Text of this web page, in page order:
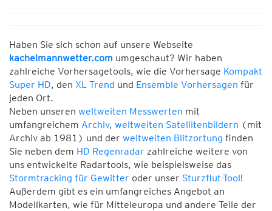
Haben Sie sich schon auf unsere Webseite
kachelmannwetter.com umgeschaut? Wir haben
zahlreiche Vorhersagetools, wie die Vorhersage Kompakt
Super HD, den XL Trend und Ensemble Vorhersagen für
jeden Ort.
Neben unseren weltweiten Messwerten mit
umfangreichem Archiv, weltweiten Satellitenbildern (mit
Archiv ab 1981) und der weltweiten Blitzortung finden
Sie neben dem HD Regenradar zahlreiche weitere von
uns entwickelte Radartools, wie beispielsweise das
Stormtracking für Gewitter oder unser Sturzflut-Tool!
Außerdem gibt es ein umfangreiches Angebot an
Modellkarten, wie für Mitteleuropa und andere Teile der